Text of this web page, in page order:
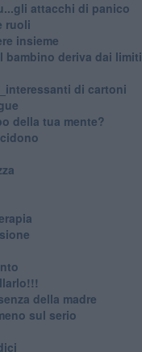
attacchi di panico
ruoli
insieme
bambino deriva dai limiti
di cartoni
della tua mente?
della madre
sul serio